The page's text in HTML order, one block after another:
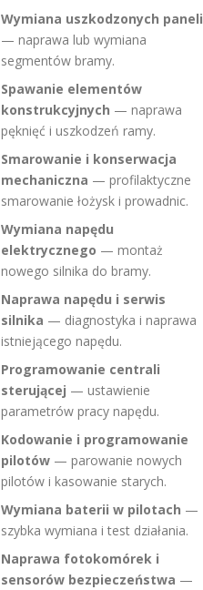
Wymiana uszkodzonych paneli
— naprawa lub wymiana
segmentów bramy.
Spawanie elementów
konstrukcyjnych — naprawa
pęknięć i uszkodzeń ramy.
Smarowanie i konserwacja
mechaniczna — profilaktyczne
smarowanie łożysk i prowadnic.
Wymiana napędu
elektrycznego — montaż
nowego silnika do bramy.
Naprawa napędu i serwis
silnika — diagnostyka i naprawa
istniejącego napędu.
Programowanie centrali
sterującej — ustawienie
parametrów pracy napędu.
Kodowanie i programowanie
pilotów — parowanie nowych
pilotów i kasowanie starych.
Wymiana baterii w pilotach —
szybka wymiana i test działania.
Naprawa fotokomórek i
sensorów bezpieczeństwa —